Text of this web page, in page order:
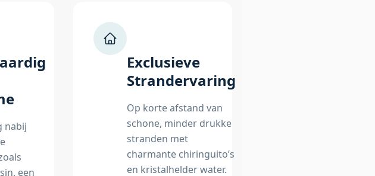
nabij
een
Exclusieve
Strandervaring
Op korte afstand van
schone, minder drukke
stranden met
charmante chiringuito’s
en kristalhelder water.